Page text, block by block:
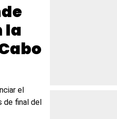
la
el
de final del